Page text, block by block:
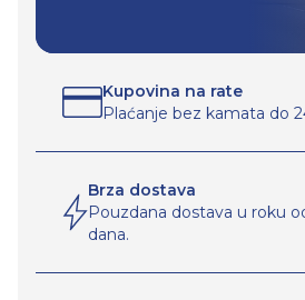
Kupovina na rate
Plaćanje bez kamata do
Brza dostava
Pouzdana dostava u roku
dana.